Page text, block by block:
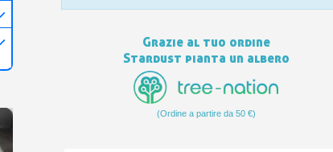
Grazie al tuo ordine
Stardust pianta un albero
(Ordine a partire da 50 €)